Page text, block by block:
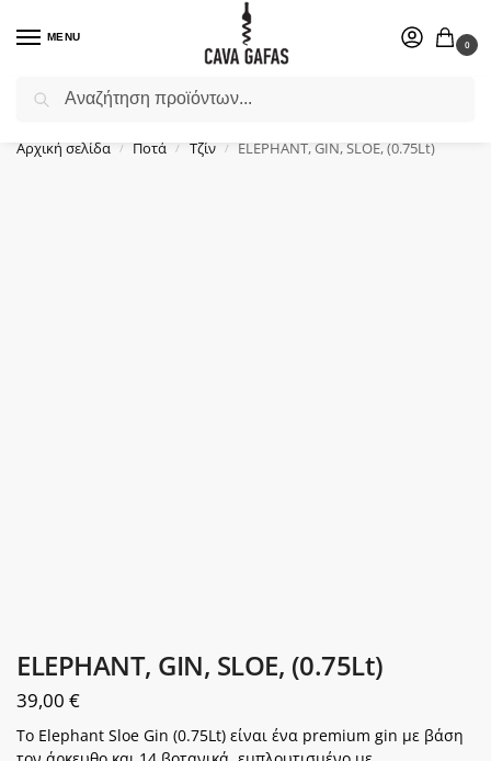
MENU
0
Επιλέξτε ένα δώρο για το αγαπημένο σας πρόσωπο.
Αρχική σελίδα / Ποτά / Τζίν / ELEPHANT, GIN, SLOE, (0.75Lt)
ELEPHANT, GIN, SLOE, (0.75Lt)
39,00 €
Το Elephant Sloe Gin (0.75Lt) είναι ένα premium gin με βάση